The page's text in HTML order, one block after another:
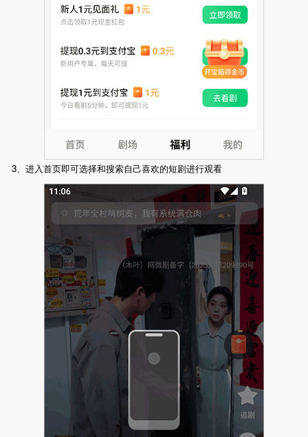
3、进入首页即可选择和搜索自己喜欢的短剧进行观看